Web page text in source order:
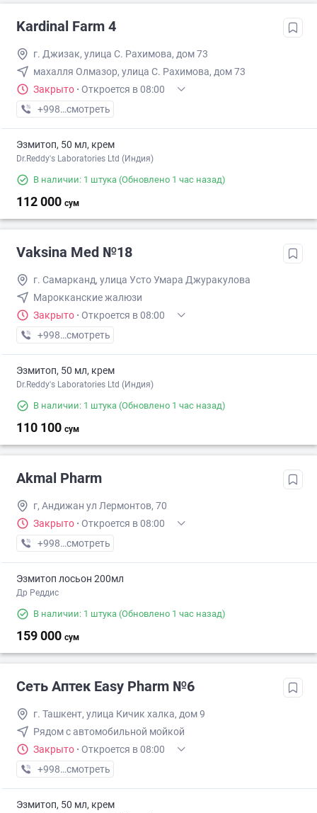
Kardinal Farm 4
г. Джизак, улица С. Рахимова, дом 73
махалля Олмазор, улица С. Рахимова, дом 73
Закрыто · Откроется в 08:00
+998 (99) XXX-XX-XX
смотреть
Эзмитоп, 50 мл, крем
Dr.Reddy's Laboratories Ltd (Индия)
В наличии: 1 штука (Обновлено 1 час назад)
112 000 сум
Vaksina Med №18
г. Самарканд, улица Усто Умара Джуракулова
Марокканские жалюзи
Закрыто · Откроется в 08:00
+998 (93) XXX-XX-XX
смотреть
Эзмитоп, 50 мл, крем
Dr.Reddy's Laboratories Ltd (Индия)
В наличии: 1 штука (Обновлено 1 час назад)
110 100 сум
Akmal Pharm
г, Андижан ул Лермонтов, 70
Закрыто · Откроется в 08:00
+998 (90) XXX-XX-XX
смотреть
Эзмитоп лосьон 200мл
Др Реддис
В наличии: 1 штука (Обновлено 1 час назад)
159 000 сум
Сеть Аптек Easy Pharm №6
г. Ташкент, улица Кичик халка, дом 9
Рядом с автомобильной мойкой
Закрыто · Откроется в 08:00
+998 (78) XXX-XX-XX
смотреть
Эзмитоп, 50 мл, крем